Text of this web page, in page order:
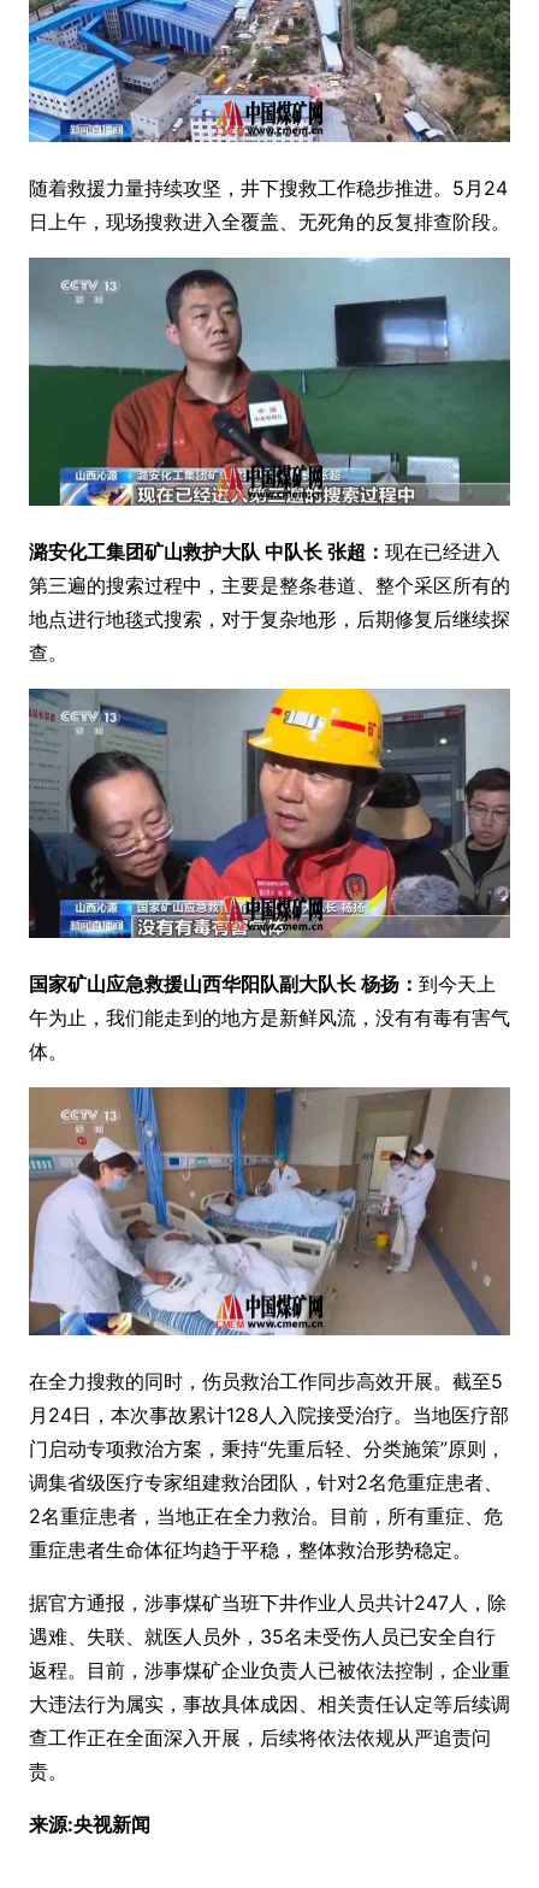
随着救援力量持续攻坚，井下搜救工作稳步推进。5月24
日上午，现场搜救进入全覆盖、无死角的反复排查阶段。
潞安化工集团矿山救护大队 中队长 张超： 现在已经进入
第三遍的搜索过程中，主要是整条巷道、整个采区所有的
地点进行地毯式搜索，对于复杂地形，后期修复后继续探
查。
国家矿山应急救援山西华阳队副大队长 杨扬： 到今天上
午为止，我们能走到的地方是新鲜风流，没有有毒有害气
体。
在全力搜救的同时，伤员救治工作同步高效开展。截至5
月24日，本次事故累计128人入院接受治疗。当地医疗部
门启动专项救治方案，秉持“先重后轻、分类施策”原则，
调集省级医疗专家组建救治团队，针对2名危重症患者、
2名重症患者，当地正在全力救治。目前，所有重症、危
重症患者生命体征均趋于平稳，整体救治形势稳定。
据官方通报，涉事煤矿当班下井作业人员共计247人，除
遇难、失联、就医人员外，35名未受伤人员已安全自行
返程。目前，涉事煤矿企业负责人已被依法控制，企业重
大违法行为属实，事故具体成因、相关责任认定等后续调
查工作正在全面深入开展，后续将依法依规从严追责问
责。
来源:央视新闻